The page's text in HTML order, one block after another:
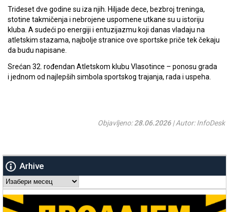
Trideset dve godine su iza njih. Hiljade dece, bezbroj treninga,
stotine takmičenja i nebrojene uspomene utkane su u istoriju
kluba. A sudeći po energiji i entuzijazmu koji danas vladaju na
atletskim stazama, najbolje stranice ove sportske priče tek čekaju
da budu napisane.
Srećan 32. rođendan Atletskom klubu Vlasotince – ponosu grada
i jednom od najlepših simbola sportskog trajanja, rada i uspeha.
Objavljeno:28.06.2026| Autor: InfoDesk
Arhive
Arhive